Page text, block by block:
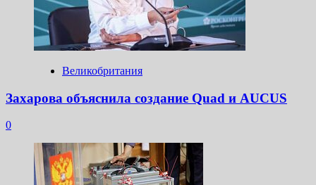
Великобритания
Захарова объяснила создание Quad и AUCUS
0